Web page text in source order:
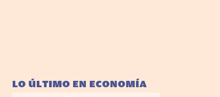
LO ÚLTIMO EN ECONOMÍA